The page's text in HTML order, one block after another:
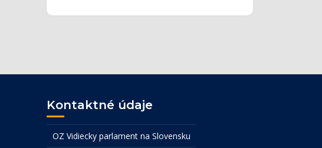
Kontaktné údaje
OZ Vidiecky parlament na Slovensku